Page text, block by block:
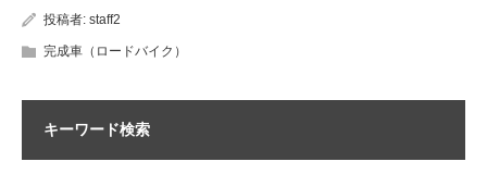
投稿者: staff2
完成車（ロードバイク）
キーワード検索